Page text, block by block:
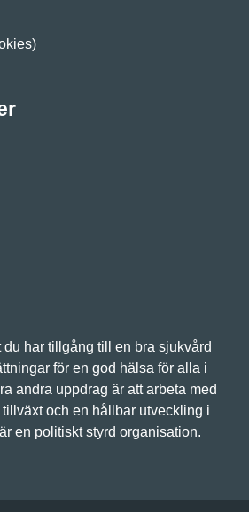
du har tillgång till en bra sjukvård
för en god hälsa för alla i
andra uppdrag är att arbeta med
och en hållbar utveckling i
en politiskt styrd organisation.